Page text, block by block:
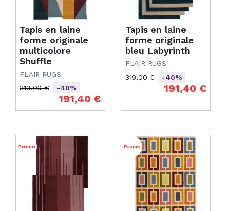
Tapis en laine
forme originale
multicolore
Shuffle
FLAIR RUGS
Prix de base
319,00 €
-40%
191,40 €
Tapis en laine
forme originale
bleu Labyrinth
FLAIR RUGS
Prix de base
319,00 €
-40%
191,40 €
Promo Promo